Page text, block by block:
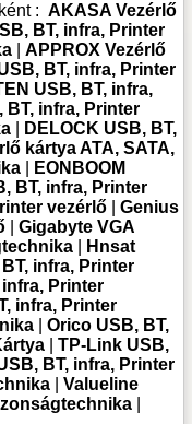
: AKASA Vezérlő
BT, infra, Printer
| APPROX Vezérlő
BT, infra, Printer
USB, BT, infra,
BT, infra, Printer
DELOCK USB, BT,
kártya ATA, SATA,
EONBOOM
BT, infra, Printer
vezérlő |Genius
| Gigabyte VGA
|
Hnsat
BT, infra, Printer
Printer
infra, Printer
| Orico USB, BT,
| TP-Link USB,
BT, infra, Printer
| Valueline
|